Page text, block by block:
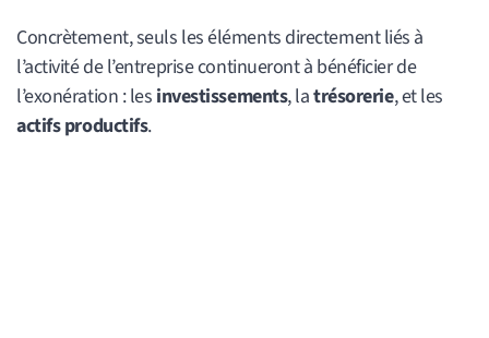
Concrètement, seuls les éléments directement liés à
l’activité de l’entreprise continueront à bénéficier de
l’exonération : les investissements, latrésorerie, et les
actifs productifs.